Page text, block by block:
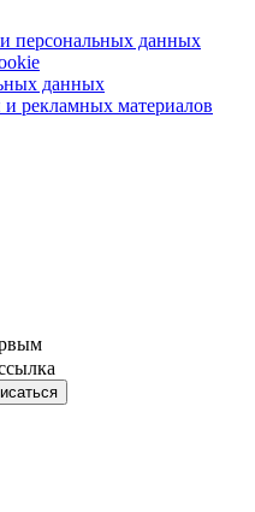
персональных данных
данных
рекламных материалов